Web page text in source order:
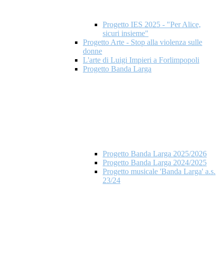
Progetto IES 2025 - "Per Alice,
sicuri insieme"
Progetto Arte - Stop alla violenza sulle
donne
L'arte di Luigi Impieri a Forlimpopoli
Progetto Banda Larga
Progetto Banda Larga 2025/2026
Progetto Banda Larga 2024/2025
Progetto musicale 'Banda Larga' a.s.
23/24